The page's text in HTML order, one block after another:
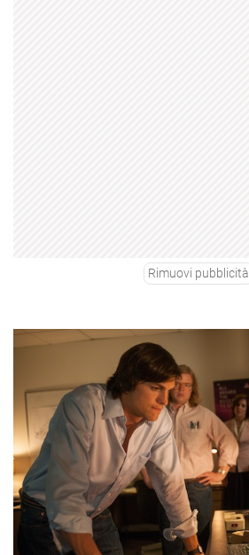
Rimuovi pubblicità